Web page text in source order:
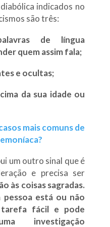
indicados no
são três:
de língua
quem assim fala;
e ocultas;
da sua idade ou
mais comuns de
um outro sinal que é
e precisa ser
às coisas sagradas.
pessoa está ou não
tarefa fácil e pode
investigação